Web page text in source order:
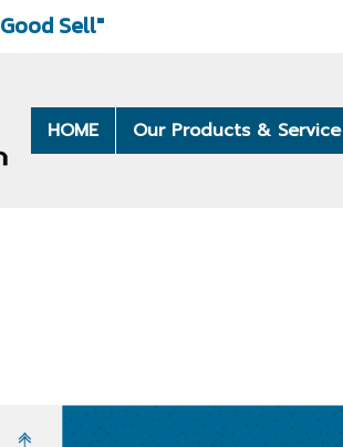
Good Sell"
HOME Our Products & Service